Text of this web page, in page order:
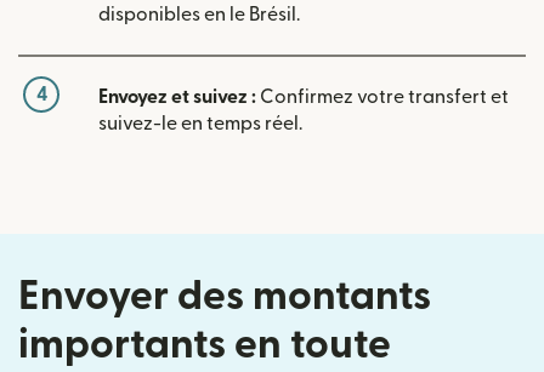
disponibles en le Brésil.
4 Envoyez et suivez : Confirmez votre transfert et
suivez-le en temps réel.
Envoyer des montants
importants en toute